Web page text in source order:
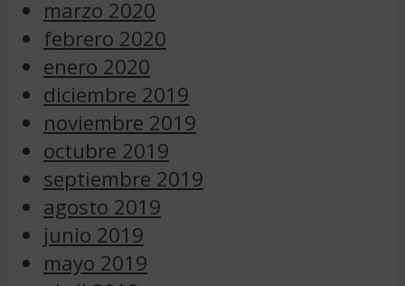
marzo 2020
febrero 2020
enero 2020
diciembre 2019
noviembre 2019
octubre 2019
septiembre 2019
agosto 2019
junio 2019
mayo 2019